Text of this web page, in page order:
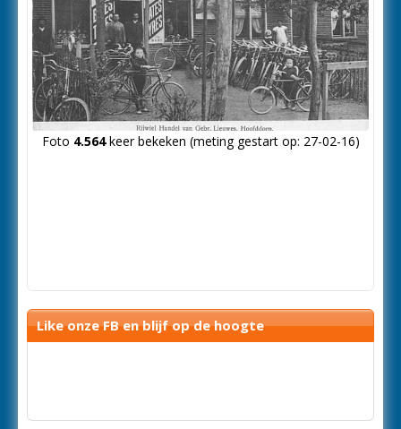
Foto 4.564keer bekeken (meting gestart op: 27-02-16)
Like onze FB en blijf op de hoogte